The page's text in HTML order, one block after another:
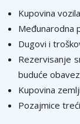
Kupovina
Međunarodna
Dugovi i
Rezervisanje
buduće
Kupovina
Pozajmice